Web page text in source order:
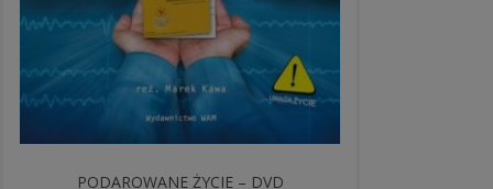
PODAROWANE ŻYCIE – DVD